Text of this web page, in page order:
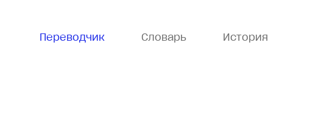
Переводчик Словарь История